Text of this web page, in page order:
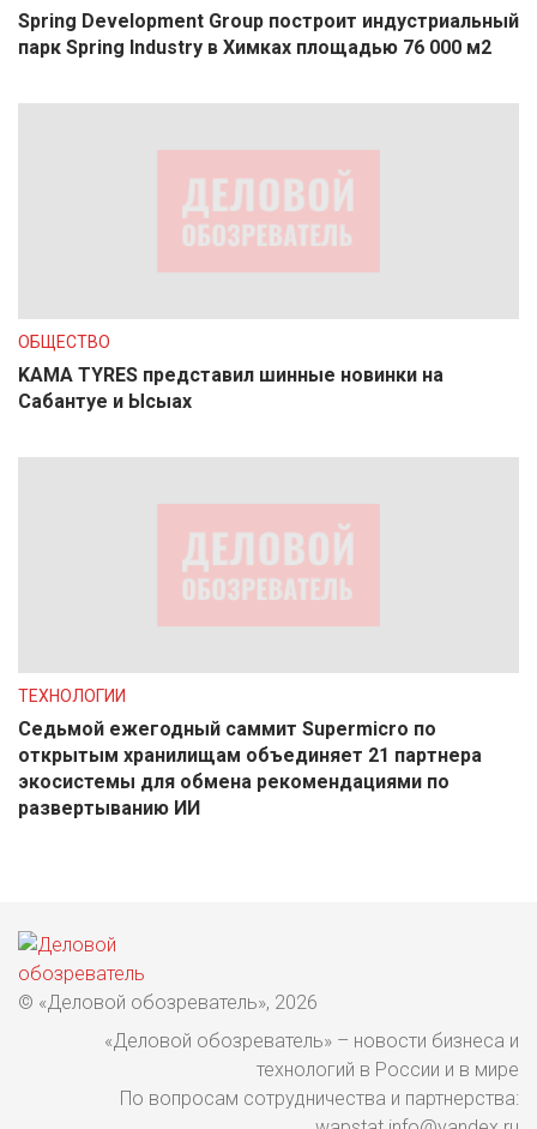
Spring Development Group построит индустриальный
парк Spring Industry в Химках площадью 76 000 м2
ОБЩЕСТВО
KAMA TYRES представил шинные новинки на
Сабантуе и Ысыах
ТЕХНОЛОГИИ
Седьмой ежегодный саммит Supermicro по
открытым хранилищам объединяет 21 партнера
экосистемы для обмена рекомендациями по
развертыванию ИИ
© «Деловой обозреватель», 2026
«Деловой обозреватель» – новости бизнеса и
технологий в России и в мире
По вопросам сотрудничества и партнерства: